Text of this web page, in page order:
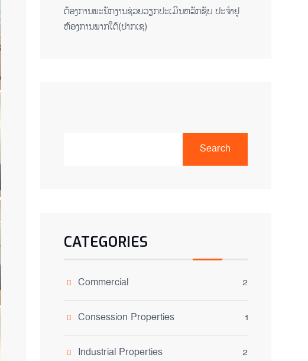
ຕ​້ອງ​ການ​ພະ​ນັກ​ງານ​ຊ່ວຍ​ວຽກ​ປະ​ເມີນ​ຫລັກ​ຊັບ ປະ​ຈຳ​ຢູ​
ຫ້ອງ​ການ​ພາກ​ໃຕ້​(ປາກ​ເຊ)
Search
CATEGORIES
Commercial 2
Consession Properties 1
Industrial Properties 2